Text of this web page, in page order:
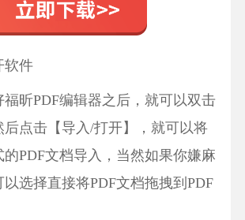
软件
昕PDF编辑器之后，就可以双击
后点击【导入/打开】，就可以将
PDF文档导入，当然如果你嫌麻
选择直接将PDF文档拖拽到PDF